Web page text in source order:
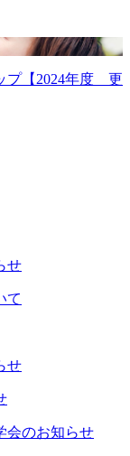
プ【2024年度 更
せ
て
せ
会のお知らせ